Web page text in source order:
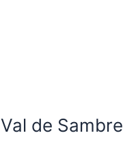
de Sambre